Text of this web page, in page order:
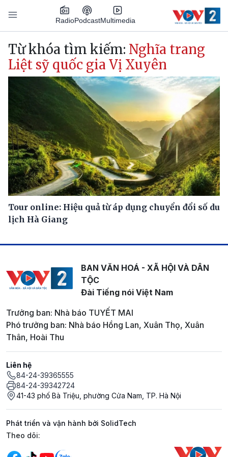
Nhảy đến nội dung
RadioPodcastMultimedia
Main navigation
Từ khóa tìm kiếm: Nghĩa trang
Liệt sỹ quốc gia Vị Xuyên
Tour online: Hiệu quả từ áp dụng chuyển đổi số du
lịch Hà Giang
BAN VĂN HOÁ - XÃ HỘI VÀ DÂN
TỘC
Đài Tiếng nói Việt Nam
Trưởng ban: Nhà báo TUYẾT MAI
Phó trưởng ban: Nhà báo Hồng Lan, Xuân Thọ, Xuân
Thân, Hoài Thu
Liên hệ
84-24-39365555
84-24-39342724
41-43 phố Bà Triệu, phường Cửa Nam, TP. Hà Nội
Phát triển và vận hành bởi SolidTech
Mạng xã hội
Theo dõi: